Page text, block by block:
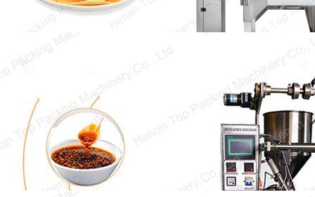
Máquina de Embalagem Vertical
A máquina de embalagem vertical é um tipo de
equipamento de embalagem com uma ampla
gama de usos…